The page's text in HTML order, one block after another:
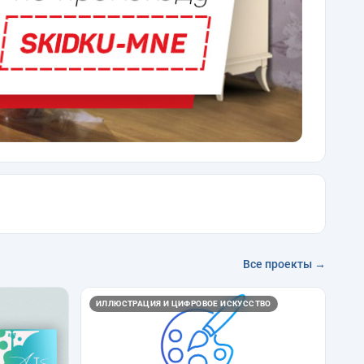
Все проекты →
ИЛЛЮСТРАЦИЯ И ЦИФРОВОЕ ИСКУССТВО